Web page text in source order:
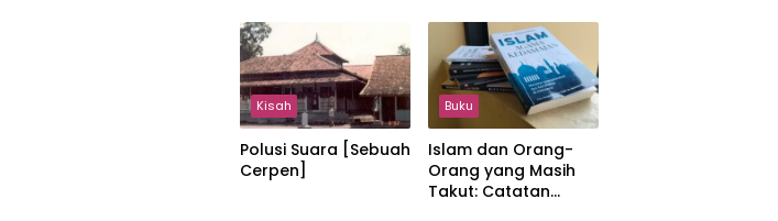
Hangat
Jakarta Menjaga
Bumi Jonggol
Kisah
Polusi Suara [Sebuah
Cerpen]
Buku
Islam dan Orang-
Orang yang Masih
Takut: Catatan